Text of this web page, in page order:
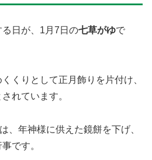
日が、1月7日の七草がゆで
くりとして正月飾りを片付け、
れています。
は、年神様に供えた鏡餅を下げ、
です。